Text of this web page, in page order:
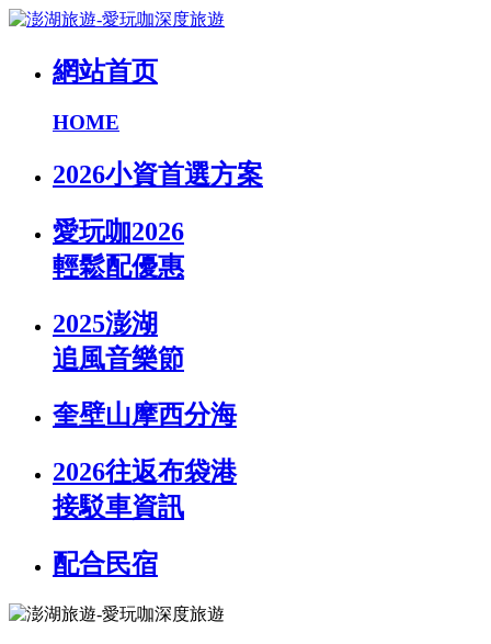
網站首页
HOME
2026小資首選方案
愛玩咖2026
輕鬆配優惠
2025澎湖
追風音樂節
奎壁山摩西分海
2026往返布袋港
接駁車資訊
配合民宿